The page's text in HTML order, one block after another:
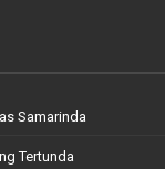
Samarinda
Tertunda